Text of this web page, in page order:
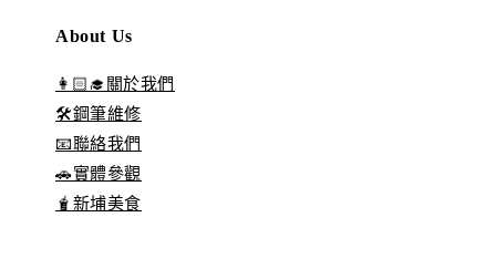
About Us
👩🏻‍🎓關於我們
🛠️鋼筆維修
📧聯絡我們
🚗實體參觀
🧋新埔美食